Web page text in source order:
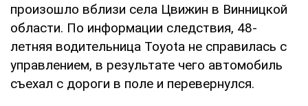
произошло вблизи села Цвижин в Винницкой
области. По информации следствия, 48-
летняя водительница Toyota не справилась с
управлением, в результате чего автомобиль
съехал с дороги в поле и перевернулся.